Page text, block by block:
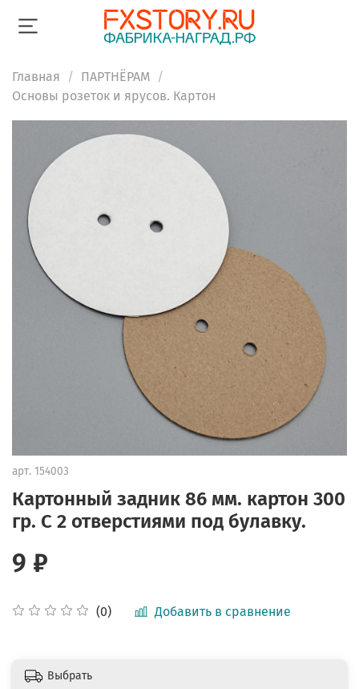
Главная
ПАРТНЁРАМ
Основы розеток и ярусов. Картон
арт. 154003
Картонный задник 86 мм. картон 300
гр. С 2 отверстиями под булавку.
(0) Добавить в сравнение
9 ₽
Выбрать